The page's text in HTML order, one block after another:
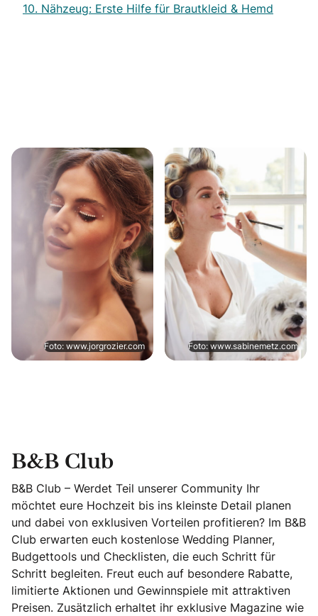
10. Nähzeug: Erste Hilfe für Brautkleid & Hemd
Foto: www.jorgrozier.com Foto: www.sabinemetz.com
B&B Club
B&B Club – Werdet Teil unserer Community Ihr
möchtet eure Hochzeit bis ins kleinste Detail planen
und dabei von exklusiven Vorteilen profitieren? Im B&B
Club erwarten euch kostenlose Wedding Planner,
Budgettools und Checklisten, die euch Schritt für
Schritt begleiten. Freut euch auf besondere Rabatte,
limitierte Aktionen und Gewinnspiele mit attraktiven
Preisen. Zusätzlich erhaltet ihr exklusive Magazine wie